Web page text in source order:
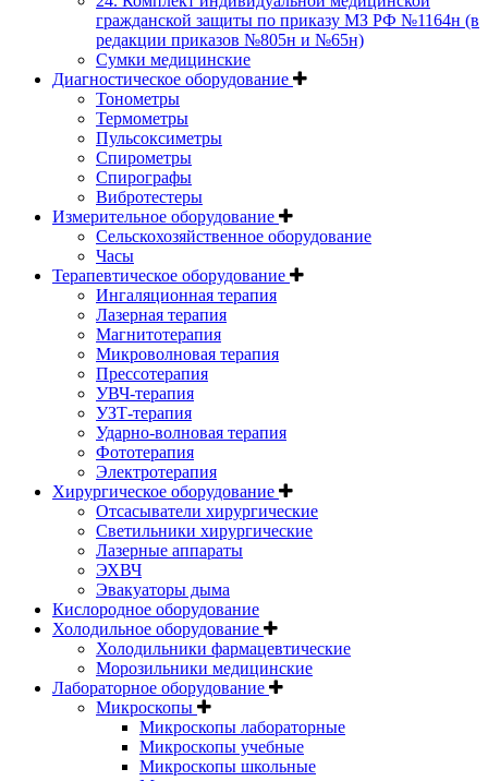
гражданской защиты по приказу МЗ РФ №1164н (в
редакции приказов №805н и №65н)
Сумки медицинские
Диагностическое оборудование
Тонометры
Термометры
Пульсоксиметры
Спирометры
Спирографы
Вибротестеры
Измерительное оборудование
Сельскохозяйственное оборудование
Часы
Терапевтическое оборудование
Ингаляционная терапия
Лазерная терапия
Магнитотерапия
Микроволновая терапия
Прессотерапия
УВЧ-терапия
УЗТ-терапия
Ударно-волновая терапия
Фототерапия
Электротерапия
Хирургическое оборудование
Отсасыватели хирургические
Светильники хирургические
Лазерные аппараты
ЭХВЧ
Эвакуаторы дыма
Кислородное оборудование
Холодильное оборудование
Холодильники фармацевтические
Морозильники медицинские
Лабораторное оборудование
Микроскопы
Микроскопы лабораторные
Микроскопы учебные
Микроскопы школьные